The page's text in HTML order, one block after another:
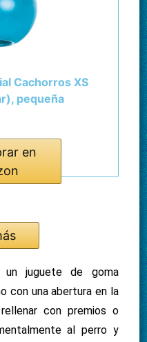
Cachorros XS
pequeña
en
juguete de goma
con una abertura en la
con premios o
al perro y